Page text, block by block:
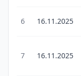
6 16.11.2025
7 16.11.2025